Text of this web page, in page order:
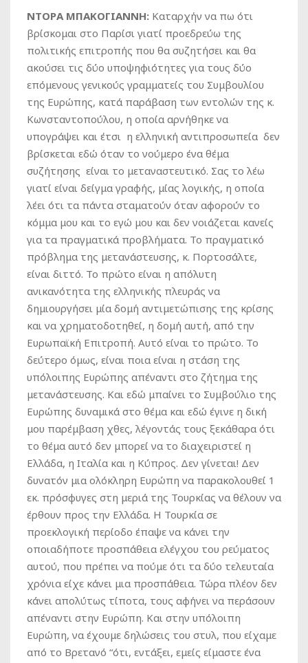
ΝΤΟΡΑ ΜΠΑΚΟΓΙΑΝΝΗ: Καταρχήν να πω ότι
βρίσκομαι στο Παρίσι γιατί προεδρεύω της
πολιτικής επιτροπής που θα συζητήσει και θα
ακούσει τις δύο υποψηφιότητες για τους δύο
επόμενους γενικούς γραμματείς του Συμβουλίου
της Ευρώπης, κατά παράβαση των εντολών της κ.
Κωνσταντοπούλου, η οποία αρνήθηκε να
υπογράψει και έτσι η ελληνική αντιπροσωπεία δεν
βρίσκεται εδώ όταν το νούμερο ένα θέμα
συζήτησης είναι το μεταναστευτικό. Σας το λέω
γιατί είναι δείγμα γραφής, μίας λογικής, η οποία
λέει ότι τα πάντα σταματούν όταν αφορούν το
κόμμα μου και το εγώ μου και δεν νοιάζεται κανείς
για τα πραγματικά προβλήματα. Το πραγματικό
πρόβλημα της μετανάστευσης, κ. Πορτοσάλτε,
είναι διττό. Το πρώτο είναι η απόλυτη
ανικανότητα της ελληνικής πλευράς να
δημιουργήσει μία δομή αντιμετώπισης της κρίσης
και να χρηματοδοτηθεί, η δομή αυτή, από την
Ευρωπαϊκή Επιτροπή. Αυτό είναι το πρώτο. Το
δεύτερο όμως, είναι ποια είναι η στάση της
υπόλοιπης Ευρώπης απέναντι στο ζήτημα της
μετανάστευσης. Και εδώ μπαίνει το Συμβούλιο της
Ευρώπης δυναμικά στο θέμα και εδώ έγινε η δική
μου παρέμβαση χθες, λέγοντάς τους ξεκάθαρα ότι
το θέμα αυτό δεν μπορεί να το διαχειριστεί η
Ελλάδα, η Ιταλία και η Κύπρος. Δεν γίνεται! Δεν
δυνατόν μια ολόκληρη Ευρώπη να παρακολουθεί 1
εκ. πρόσφυγες στη μεριά της Τουρκίας να θέλουν να
έρθουν προς την Ελλάδα. Η Τουρκία σε
προεκλογική περίοδο έπαψε να κάνει την
οποιαδήποτε προσπάθεια ελέγχου του ρεύματος
αυτού, που πρέπει να πούμε ότι τα δύο τελευταία
χρόνια είχε κάνει μια προσπάθεια. Τώρα πλέον δεν
κάνει απολύτως τίποτα, τους αφήνει να περάσουν
απέναντι στην Ευρώπη. Και στην υπόλοιπη
Ευρώπη, να έχουμε δηλώσεις του στυλ, που είχαμε
από το Βρετανό “ότι, εντάξει, εμείς είμαστε ένα